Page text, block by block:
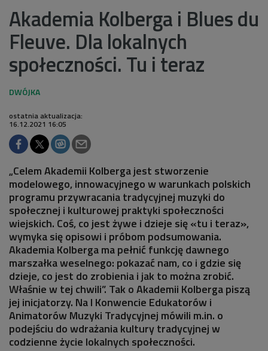
Akademia Kolberga i Blues du
Fleuve. Dla lokalnych
społeczności. Tu i teraz
ostatnia aktualizacja:
16.12.2021 16:05
„Celem Akademii Kolberga jest stworzenie
modelowego, innowacyjnego w warunkach polskich
programu przywracania tradycyjnej muzyki do
społecznej i kulturowej praktyki społeczności
wiejskich. Coś, co jest żywe i dzieje się «tu i teraz»,
wymyka się opisowi i próbom podsumowania.
Akademia Kolberga ma pełnić funkcję dawnego
marszałka weselnego: pokazać nam, co i gdzie się
dzieje, co jest do zrobienia i jak to można zrobić.
Właśnie w tej chwili”. Tak o Akademii Kolberga piszą
jej inicjatorzy. Na I Konwencie Edukatorów i
Animatorów Muzyki Tradycyjnej mówili m.in. o
podejściu do wdrażania kultury tradycyjnej w
codzienne życie lokalnych społeczności.